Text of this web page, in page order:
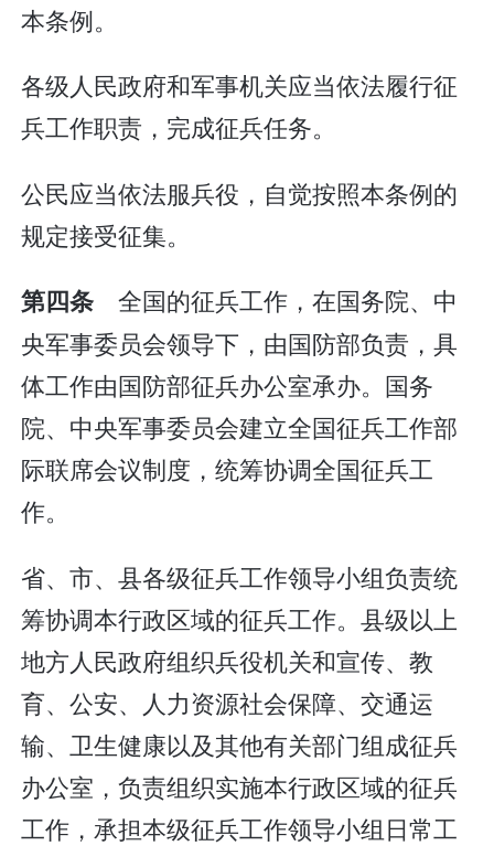
本条例。
各级人民政府和军事机关应当依法履行征
兵工作职责，完成征兵任务。
公民应当依法服兵役，自觉按照本条例的
规定接受征集。
第四条 全国的征兵工作，在国务院、中
央军事委员会领导下，由国防部负责，具
体工作由国防部征兵办公室承办。国务
院、中央军事委员会建立全国征兵工作部
际联席会议制度，统筹协调全国征兵工
作。
省、市、县各级征兵工作领导小组负责统
筹协调本行政区域的征兵工作。县级以上
地方人民政府组织兵役机关和宣传、教
育、公安、人力资源社会保障、交通运
输、卫生健康以及其他有关部门组成征兵
办公室，负责组织实施本行政区域的征兵
工作，承担本级征兵工作领导小组日常工